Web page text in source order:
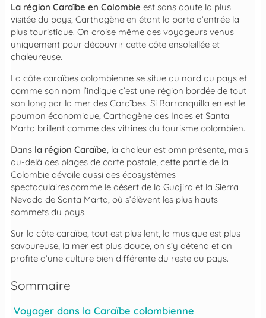
La région Caraïbe en Colombie est sans doute la plus
visitée du pays, Carthagène en étant la porte d’entrée la
plus touristique. On croise même des voyageurs venus
uniquement pour découvrir cette côte ensoleillée et
chaleureuse.
La côte caraïbes colombienne se situe au nord du pays et
comme son nom l’indique c’est une région bordée de tout
son long par la mer des Caraïbes. Si Barranquilla en est le
poumon économique, Carthagène des Indes et Santa
Marta brillent comme des vitrines du tourisme colombien.
Dans la région Caraïbe , la chaleur est omniprésente, mais
au-delà des plages de carte postale, cette partie de la
Colombie dévoile aussi des écosystèmes
spectaculaires comme le désert de la Guajira et la Sierra
Nevada de Santa Marta, où s’élèvent les plus hauts
sommets du pays.
Sur la côte caraïbe, tout est plus lent, la musique est plus
savoureuse, la mer est plus douce, on s’y détend et on
profite d’une culture bien différente du reste du pays.
Sommaire
Voyager dans la Caraïbe colombienne